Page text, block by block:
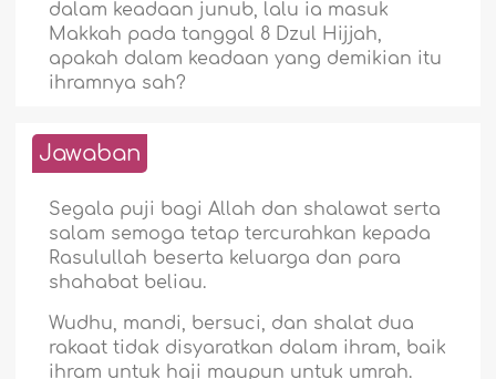
dalam keadaan junub, lalu ia masuk
Makkah pada tanggal 8 Dzul Hijjah,
apakah dalam keadaan yang demikian itu
ihramnya sah?
Jawaban
Segala puji bagi Allah dan shalawat serta
salam semoga tetap tercurahkan kepada
Rasulullah beserta keluarga dan para
shahabat beliau.
Wudhu, mandi, bersuci, dan shalat dua
rakaat tidak disyaratkan dalam ihram, baik
ihram untuk haji maupun untuk umrah.